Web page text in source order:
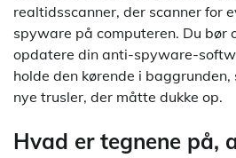
realtidsscanner, der scanner for
spyware på computeren. Du bør
opdatere din anti-spyware-
holde den kørende i baggrunden,
nye trusler, der måtte dukke op.
Hvad er tegnene på,